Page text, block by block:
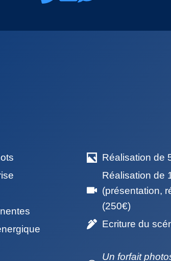
Réalisation de
Réalisation de
(présentation,
(250€)
Ecriture du
Un forfait